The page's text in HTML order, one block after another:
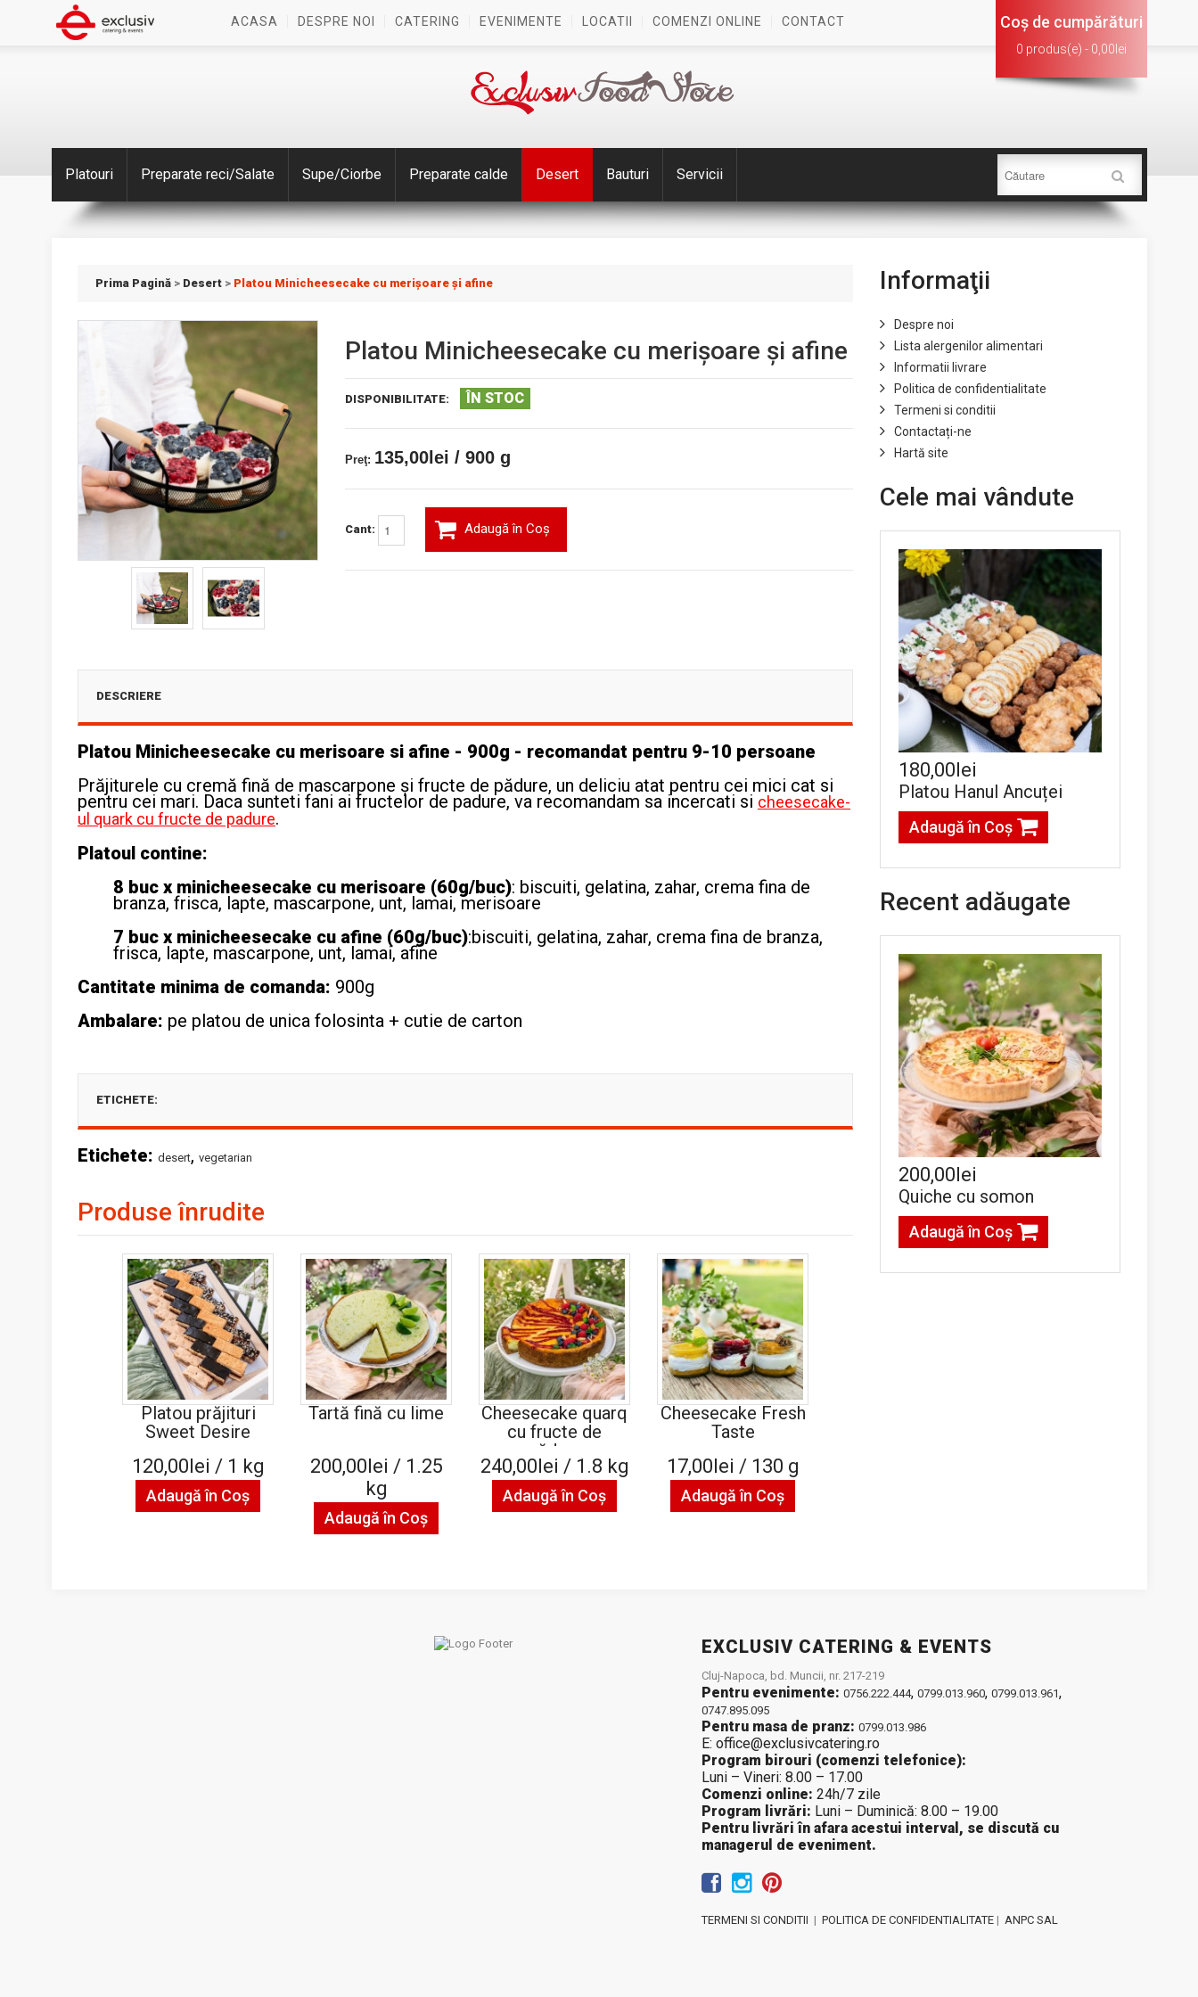
Coş de cumpărături
0 produs(e) - 0,00lei
ACASA DESPRE NOI CATERING EVENIMENTE LOCATII COMENZI ONLINE CONTACT
Platouri Preparate reci/Salate Supe/Ciorbe Preparate calde Desert Bauturi Servicii
Prima Pagină > Desert > Platou Minicheesecake cu merișoare și afine
Platou Minicheesecake cu merișoare și afine
DISPONIBILITATE: ÎN STOC
Preţ: 135,00lei / 900 g
Cant: Adaugă în Coş
DESCRIERE
Platou Minicheesecake cu merisoare si afine - 900g - recomandat pentru 9-10 persoane
Prăjiturele cu cremă fină de mascarpone și fructe de pădure, un deliciu atat pentru cei mici cat si
pentru cei mari. Daca sunteti fani ai fructelor de padure, va recomandam sa incercati si cheesecake-
ul quark cu fructe de padure.
Platoul contine:
8 buc x minicheesecake cu merisoare (60g/buc): biscuiti, gelatina, zahar, crema fina de
branza, frisca, lapte, mascarpone, unt, lamai, merisoare
7 buc x minicheesecake cu afine (60g/buc):biscuiti, gelatina, zahar, crema fina de branza,
frisca, lapte, mascarpone, unt, lamai, afine
Cantitate minima de comanda: 900g
Ambalare: pe platou de unica folosinta + cutie de carton
ETICHETE:
Etichete: desert, vegetarian
Produse înrudite
Platou prăjituri
Sweet Desire
120,00lei / 1 kg
Adaugă în Coş
Tartă fină cu lime
200,00lei / 1.25
kg
Adaugă în Coş
Cheesecake quarq
cu fructe de
pădure
240,00lei / 1.8 kg
Adaugă în Coş
Cheesecake Fresh
Taste
17,00lei / 130 g
Adaugă în Coş
Informaţii
Despre noi
Lista alergenilor alimentari
Informatii livrare
Politica de confidentialitate
Termeni si conditii
Contactați-ne
Hartă site
Cele mai vândute
180,00lei
Platou Hanul Ancuței
Adaugă în Coş
Recent adăugate
200,00lei
Quiche cu somon
Adaugă în Coş
EXCLUSIV CATERING & EVENTS
Cluj-Napoca, bd. Muncii, nr. 217-219
Pentru evenimente: 0756.222.444, 0799.013.960, 0799.013.961,
0747.895.095
Pentru masa de pranz: 0799.013.986
E: office@exclusivcatering.ro
Program birouri (comenzi telefonice):
Luni – Vineri: 8.00 – 17.00
Comenzi online: 24h/7 zile
Program livrări: Luni – Duminică: 8.00 – 19.00
Pentru livrări în afara acestui interval, se discută cu
managerul de eveniment.
TERMENI SI CONDITII | POLITICA DE CONFIDENTIALITATE | ANPC SAL